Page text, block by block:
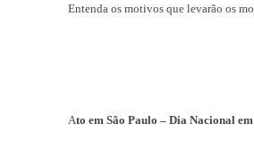
Entenda os motivos que levarão os
Ato em São Paulo – Dia Nacional